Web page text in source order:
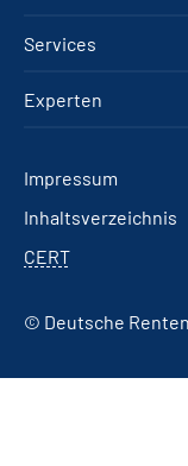
Services
Experten
Impressum
Inhaltsverzeichnis
CERT
© Deutsche